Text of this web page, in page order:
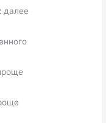
далее